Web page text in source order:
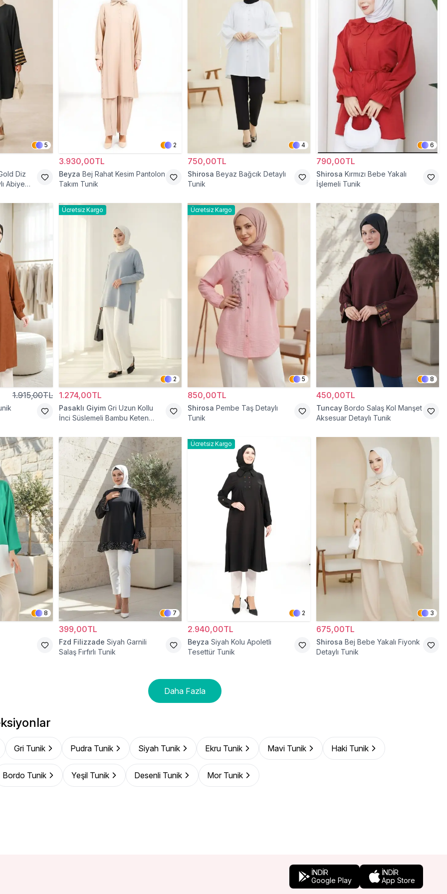
5
Diz
Abiye
2
3.930,00TL
Beyza Bej Rahat Kesim Pantolon
Takım Tunik
4
750,00TL
Shirosa Beyaz Bağcık Detaylı
Tunik
6
790,00TL
Shirosa Kırmızı Bebe Yakalı
İşlemeli Tunik
1.915,00TL
Ücretsiz Kargo
2
1.274,00TL
Pasaklı Giyim Gri Uzun Kollu
İnci Süslemeli Bambu Keten
Ücretsiz Kargo
5
850,00TL
Shirosa Pembe Taş Detaylı
Tunik
8
450,00TL
Tuncay Bordo Salaş Kol Manşet
Aksesuar Detaylı Tunik
8 7
399,00TL
Fzd Filizzade Siyah Garnili
Salaş Fırfırlı Tunik
Ücretsiz Kargo
2
2.940,00TL
Beyza Siyah Kolu Apoletli
Tesettür Tunik
3
675,00TL
Shirosa Bej Bebe Yakalı Fiyonk
Detaylı Tunik
Daha Fazla
Gri Tunik Pudra Tunik Siyah Tunik Ekru Tunik Mavi Tunik Haki Tunik
Bordo Tunik Yeşil Tunik Desenli Tunik Mor Tunik
İNDİR
Google Play
İNDİR
App Store